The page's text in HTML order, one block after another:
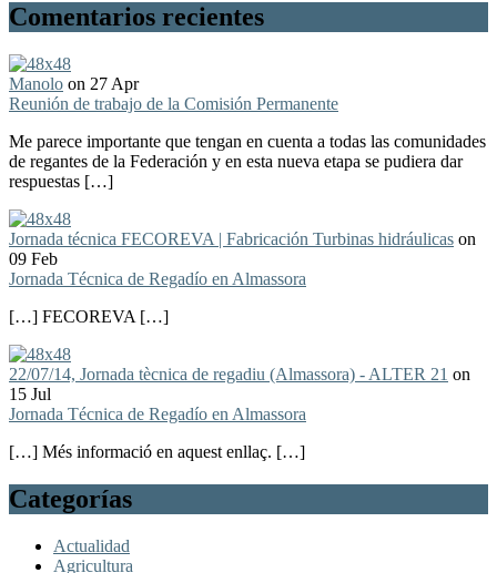
Comentarios recientes
Manolo on 27 Apr
Reunión de trabajo de la Comisión Permanente
Me parece importante que tengan en cuenta a todas las comunidades
de regantes de la Federación y en esta nueva etapa se pudiera dar
respuestas […]
Jornada técnica FECOREVA | Fabricación Turbinas hidráulicas on
09 Feb
Jornada Técnica de Regadío en Almassora
[…] FECOREVA […]
22/07/14, Jornada tècnica de regadiu (Almassora) - ALTER 21 on
15 Jul
Jornada Técnica de Regadío en Almassora
[…] Més informació en aquest enllaç. […]
Categorías
Actualidad
Agricultura